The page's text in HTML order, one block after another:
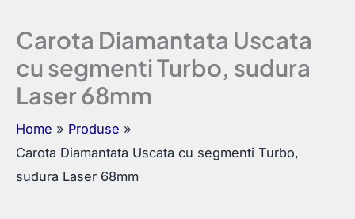
Carota Diamantata Uscata
cu segmenti Turbo, sudura
Laser 68mm
Home
Produse
Carota Diamantata Uscata cu segmenti Turbo,
sudura Laser 68mm